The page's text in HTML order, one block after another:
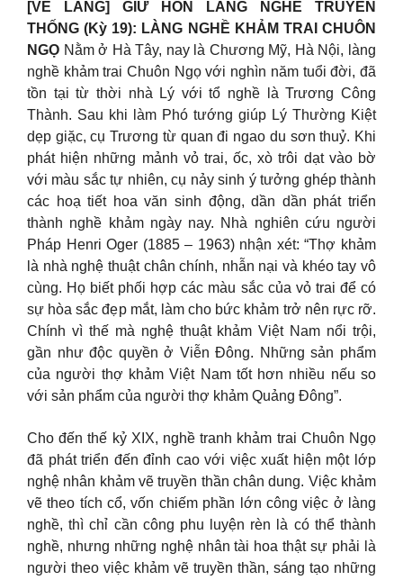
[VỀ LÀNG] GIỮ HỒN LÀNG NGHỀ TRUYỀN
THỐNG (Kỳ 19): LÀNG NGHỀ KHẢM TRAI CHUÔN
NGỌ Nằm ở Hà Tây, nay là Chương Mỹ, Hà Nội, làng
nghề khảm trai Chuôn Ngọ với nghìn năm tuổi đời, đã
tồn tại từ thời nhà Lý với tổ nghề là Trương Công
Thành. Sau khi làm Phó tướng giúp Lý Thường Kiệt
dẹp giặc, cụ Trương từ quan đi ngao du sơn thuỷ. Khi
phát hiện những mảnh vỏ trai, ốc, xò trôi dạt vào bờ
với màu sắc tự nhiên, cụ nảy sinh ý tưởng ghép thành
các hoạ tiết hoa văn sinh động, dần dần phát triển
thành nghề khảm ngày nay. Nhà nghiên cứu người
Pháp Henri Oger (1885 – 1963) nhận xét: “Thợ khảm
là nhà nghệ thuật chân chính, nhẫn nại và khéo tay vô
cùng. Họ biết phối hợp các màu sắc của vỏ trai để có
sự hòa sắc đẹp mắt, làm cho bức khảm trở nên rực rỡ.
Chính vì thế mà nghệ thuật khảm Việt Nam nổi trội,
gần như độc quyền ở Viễn Đông. Những sản phẩm
của người thợ khảm Việt Nam tốt hơn nhiều nếu so
với sản phẩm của người thợ khảm Quảng Đông”.
Cho đến thế kỷ XIX, nghề tranh khảm trai Chuôn Ngọ
đã phát triển đến đỉnh cao với việc xuất hiện một lớp
nghệ nhân khảm vẽ truyền thần chân dung. Việc khảm
vẽ theo tích cổ, vốn chiếm phần lớn công việc ở làng
nghề, thì chỉ cần công phu luyện rèn là có thể thành
nghề, nhưng những nghệ nhân tài hoa thật sự phải là
người theo việc khảm vẽ truyền thần, sáng tạo những